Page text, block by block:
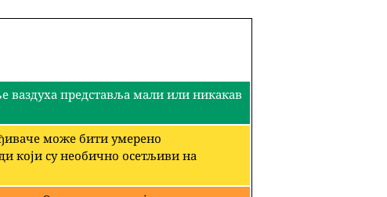
ваздуха представља мали или никакав
може бити умерено
који су необично осетљиви на